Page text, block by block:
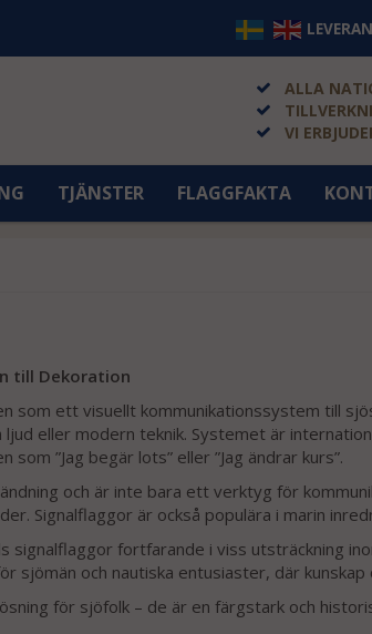
ALLA
VI
TJÄNSTER FLAGGFAKTA
till Dekoration
som ett visuellt kommunikationssystem till
eller modern teknik. Systemet är
”Jag begär lots” eller ”Jag ändrar kurs”.
och är inte bara ett verktyg för
Signalflaggor är också populära i marin
signalflaggor fortfarande i viss utsträckning
sjömän och nautiska entusiaster, där
för sjöfolk – de är en färgstark och